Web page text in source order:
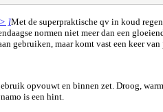
]Met de superpraktische qv in koud
normen niet meer dan een
gebruiken, maar komt vast een keer
opvouwt en binnen zet. Droog,
is een hint.